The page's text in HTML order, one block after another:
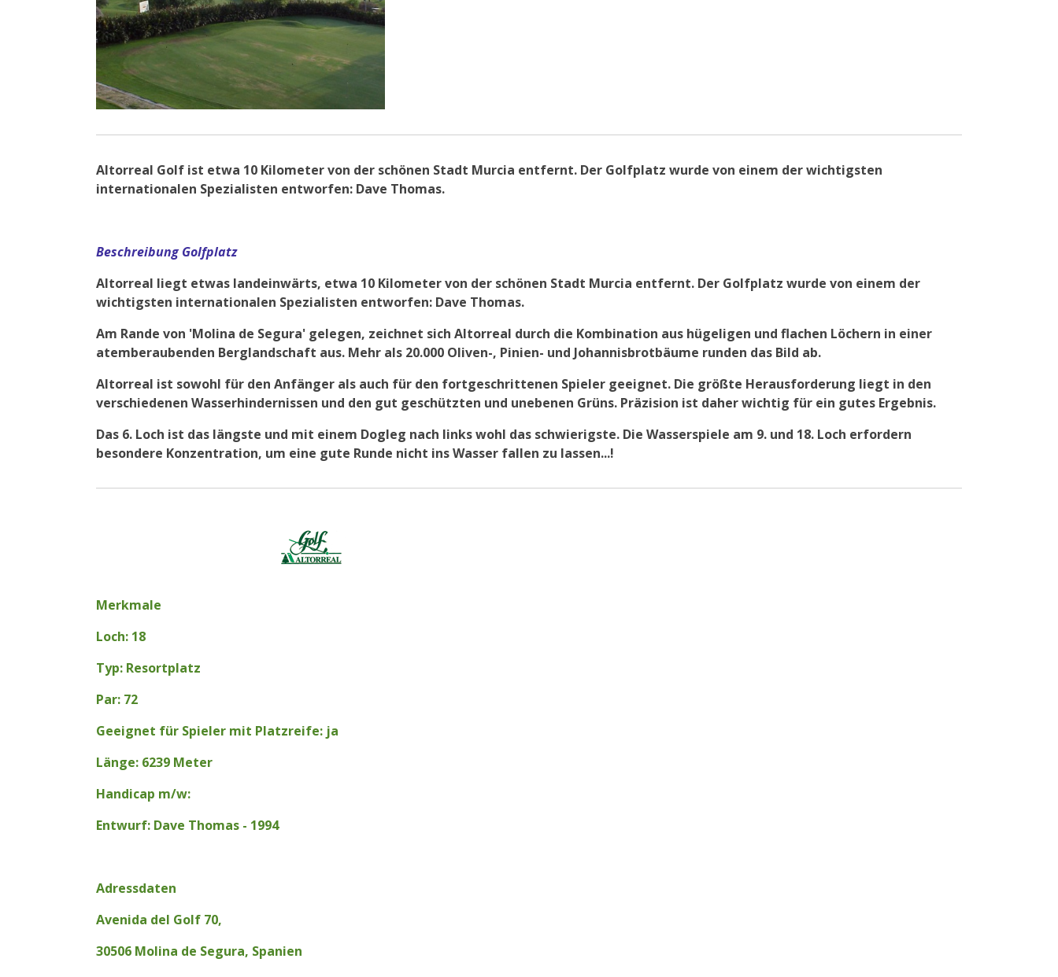
Altorreal Golf ist etwa 10 Kilometer von der schönen Stadt Murcia entfernt. Der Golfplatz wurde von einem der wichtigsten
internationalen Spezialisten entworfen: Dave Thomas.
Beschreibung Golfplatz
Altorreal liegt etwas landeinwärts, etwa 10 Kilometer von der schönen Stadt Murcia entfernt. Der Golfplatz wurde von einem der
wichtigsten internationalen Spezialisten entworfen: Dave Thomas.
Am Rande von 'Molina de Segura' gelegen, zeichnet sich Altorreal durch die Kombination aus hügeligen und flachen Löchern in einer
atemberaubenden Berglandschaft aus. Mehr als 20.000 Oliven-, Pinien- und Johannisbrotbäume runden das Bild ab.
Altorreal ist sowohl für den Anfänger als auch für den fortgeschrittenen Spieler geeignet. Die größte Herausforderung liegt in den
verschiedenen Wasserhindernissen und den gut geschützten und unebenen Grüns. Präzision ist daher wichtig für ein gutes Ergebnis.
Das 6. Loch ist das längste und mit einem Dogleg nach links wohl das schwierigste. Die Wasserspiele am 9. und 18. Loch erfordern
besondere Konzentration, um eine gute Runde nicht ins Wasser fallen zu lassen...!
Merkmale
Loch: 18
Typ: Resortplatz
Par: 72
Geeignet für Spieler mit Platzreife: ja
Länge: 6239 Meter
Handicap m/w:
Entwurf: Dave Thomas - 1994
Adressdaten
Avenida del Golf 70,
30506 Molina de Segura, Spanien